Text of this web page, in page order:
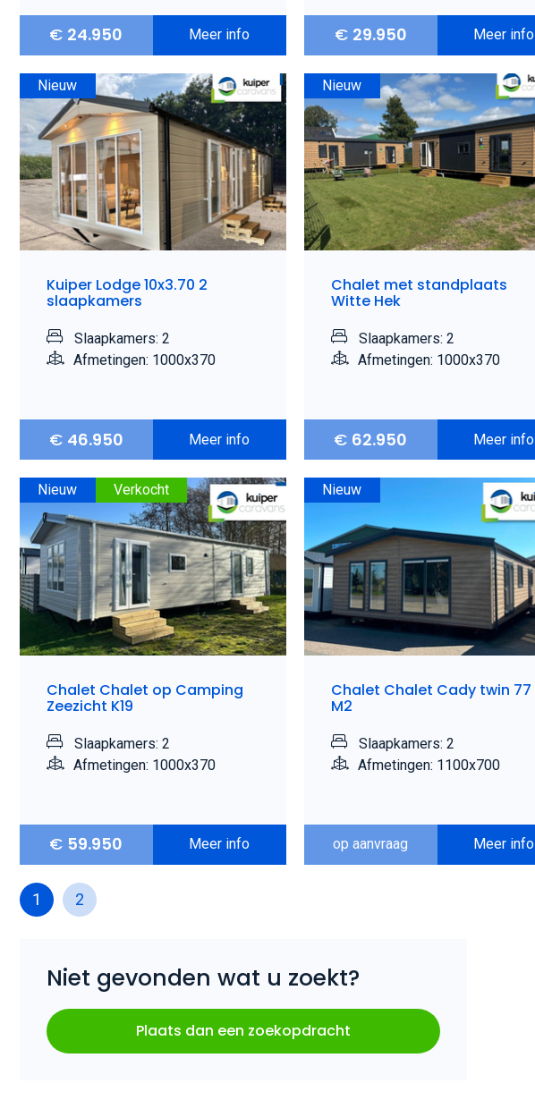
€ 24.950 Meer info € 29.950 Meer info
Nieuw
Kuiper Lodge 10x3.70 2
slaapkamers
Slaapkamers: 2
Afmetingen: 1000x370
€ 46.950 Meer info
Nieuw
Chalet met standplaats
Witte Hek
Slaapkamers: 2
Afmetingen: 1000x370
€ 62.950 Meer info
Nieuw Verkocht
Chalet Chalet op Camping
Zeezicht K19
Slaapkamers: 2
Afmetingen: 1000x370
€ 59.950 Meer info
Nieuw
Chalet Chalet Cady twin 77
M2
Slaapkamers: 2
Afmetingen: 1100x700
op aanvraag Meer info
1 2
Niet gevonden wat u zoekt?
Plaats dan een zoekopdracht